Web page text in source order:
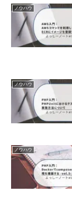
ノウハウ
ノウハウ
ノウハウ